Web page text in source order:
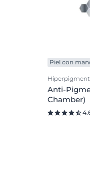
Piel con
Anti-
Chamber)